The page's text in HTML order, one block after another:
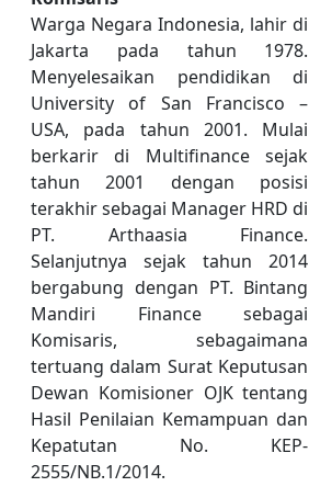
Warga Negara Indonesia, lahir di
Jakarta pada tahun 1978.
Menyelesaikan pendidikan di
University of San Francisco –
USA, pada tahun 2001. Mulai
berkarir di Multifinance sejak
tahun 2001 dengan posisi
terakhir sebagai Manager HRD di
PT. Arthaasia Finance.
Selanjutnya sejak tahun 2014
bergabung dengan PT. Bintang
Mandiri Finance sebagai
Komisaris, sebagaimana
tertuang dalam Surat Keputusan
Dewan Komisioner OJK tentang
Hasil Penilaian Kemampuan dan
Kepatutan No. KEP-
2555/NB.1/2014.